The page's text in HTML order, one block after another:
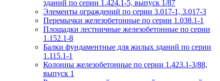
зданий по серии 1.424.1-5, выпуск 1/87
Элементы ограждений по серии 3.017-1, 3.017-3
Перемычки железобетонные по серии 1.038.1-1
Площадки лестничные железобетонные по серии
1.152.1-8
Балки фундаментные для жилых зданий по серии
1.115.1-1
Колонны железобетонные по серии 1.423.1-3/88,
выпуск 1